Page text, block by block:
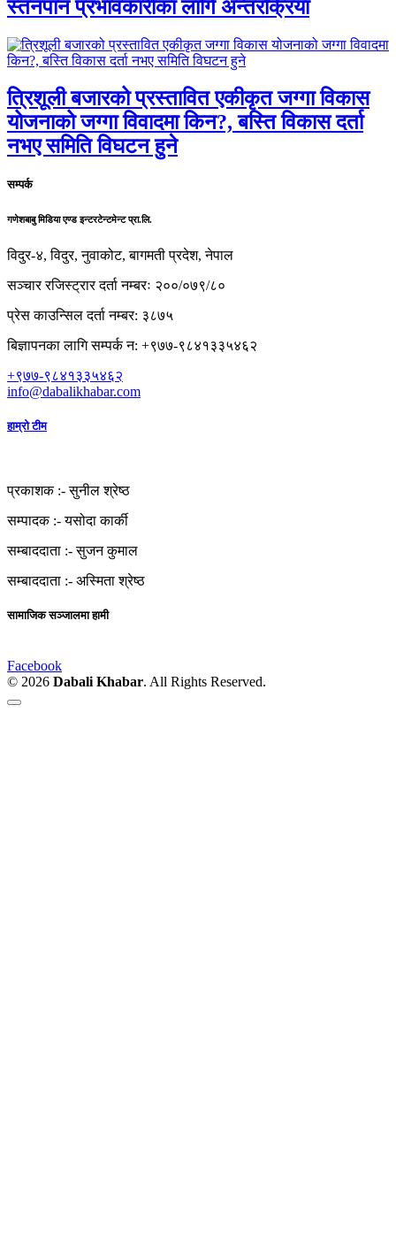
स्तनपान प्रभावकारीका लागि अन्तरक्रिया
त्रिशूली बजारको प्रस्तावित एकीकृत जग्गा विकास
योजनाको जग्गा विवादमा किन?, बस्ति विकास दर्ता
नभए समिति विघटन हुने
सम्पर्क
गणेशबाबु मिडिया एण्ड इन्टरटेन्टमेन्ट प्रा.लि.
विदुर-४, विदुर, नुवाकोट, बागमती प्रदेश, नेपाल
सञ्चार रजिस्ट्रार दर्ता नम्बरः २००/०७९/८०
प्रेस काउन्सिल दर्ता नम्बर: ३८७५
बिज्ञापनका लागि सम्पर्क न: +९७७-९८४१३३५४६२
+९७७-९८४१३३५४६२
info@dabalikhabar.com
हाम्रो टीम
प्रकाशक :-सुनील श्रेष्ठ
सम्पादक :-यसोदा कार्की
सम्बाददाता :-सुजन कुमाल
सम्बाददाता :- अस्मिता श्रेष्ठ
सामाजिक सञ्जालमा हामी
Facebook
© 2026 Dabali Khabar. All Rights Reserved.